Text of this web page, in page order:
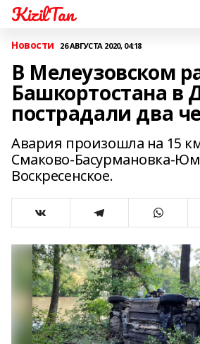
KizilTan
Новости 26 АВГУСТА 2020, 04:18
В Мелеузовском
Башкортостана в
пострадали два
Авария произошла на 15
Смаково-Басурмановка-
Воскресенское.